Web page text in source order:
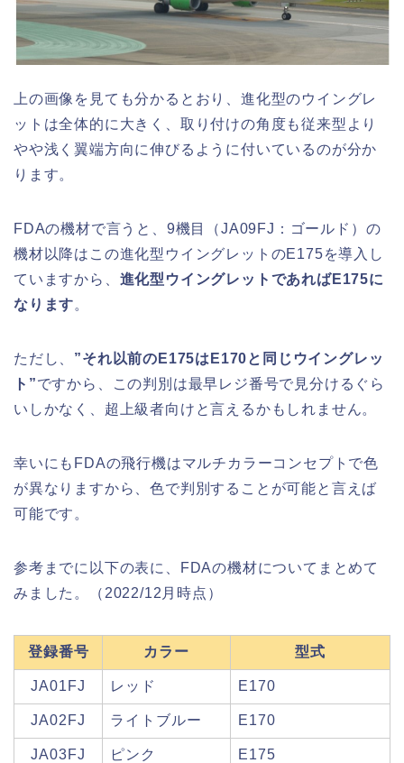
上の画像を見ても分かるとおり、進化型のウイングレ
ットは全体的に大きく、取り付けの角度も従来型より
やや浅く翼端方向に伸びるように付いているのが分か
ります。
FDAの機材で言うと、9機目（JA09FJ：ゴールド）の
機材以降はこの進化型ウイングレットのE175を導入し
ていますから、 進化型ウイングレットであればE175に
なります。
ただし、 ”それ以前のE175はE170と同じウイングレッ
ト”ですから、この判別は最早レジ番号で見分けるぐら
いしかなく、超上級者向けと言えるかもしれません。
幸いにもFDAの飛行機はマルチカラーコンセプトで色
が異なりますから、色で判別することが可能と言えば
可能です。
参考までに以下の表に、FDAの機材についてまとめて
みました。（2022/12月時点）
登録番号 カラー 型式
JA01FJ レッド E170
JA02FJ ライトブルー E170
JA03FJ ピンク E175